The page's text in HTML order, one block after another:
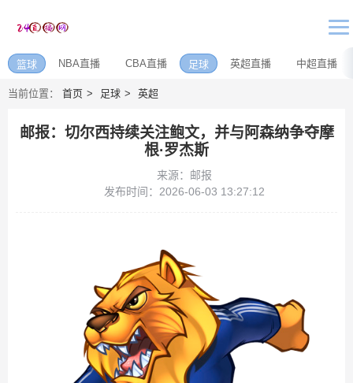
篮球 NBA直播 CBA直播 足球 英超直播 中超直播
当前位置： 首页 足球 英超
邮报：切尔西持续关注鲍文，并与阿森纳争夺摩
根·罗杰斯
来源：邮报
发布时间：2026-06-03 13:27:12